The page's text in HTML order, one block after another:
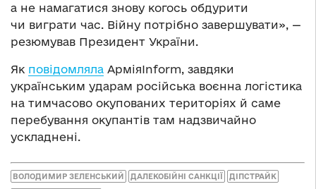
а не намагатися знову когось обдурити
чи виграти час. Війну потрібно завершувати», —
резюмував Президент України.
Як повідомляла АрміяInform, завдяки
українським ударам російська воєнна логістика
на тимчасово окупованих територіях й саме
перебування окупантів там надзвичайно
ускладнені.
ВОЛОДИМИР ЗЕЛЕНСЬКИЙ ДАЛЕКОБІЙНІ САНКЦІЇ ДІПСТРАЙК